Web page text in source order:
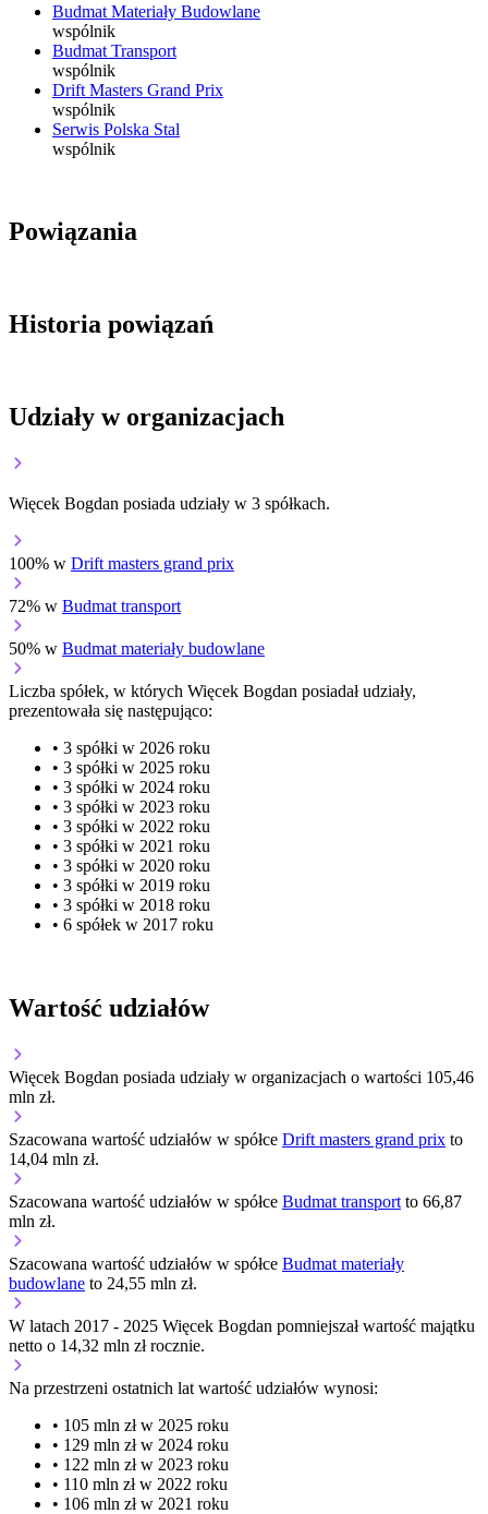
Budmat Materiały Budowlane
wspólnik
Budmat Transport
wspólnik
Drift Masters Grand Prix
wspólnik
Serwis Polska Stal
wspólnik
Powiązania
Historia powiązań
Udziały w organizacjach
Więcek Bogdan posiada udziały w 3 spółkach.
100% w Drift masters grand prix
72% w Budmat transport
50% w Budmat materiały budowlane
Liczba spółek, w których Więcek Bogdan posiadał udziały,
prezentowała się następująco:
• 3 spółki w 2026 roku
• 3 spółki w 2025 roku
• 3 spółki w 2024 roku
• 3 spółki w 2023 roku
• 3 spółki w 2022 roku
• 3 spółki w 2021 roku
• 3 spółki w 2020 roku
• 3 spółki w 2019 roku
• 3 spółki w 2018 roku
• 6 spółek w 2017 roku
Wartość udziałów
Więcek Bogdan posiada udziały w organizacjach o wartości 105,46
mln zł.
Szacowana wartość udziałów w spółce Drift masters grand prix to
14,04 mln zł.
Szacowana wartość udziałów w spółce Budmat transport to 66,87
mln zł.
Szacowana wartość udziałów w spółce Budmat materiały
budowlane to 24,55 mln zł.
W latach 2017 - 2025 Więcek Bogdan pomniejszał wartość majątku
netto o 14,32 mln zł rocznie.
Na przestrzeni ostatnich lat wartość udziałów wynosi:
• 105 mln zł w 2025 roku
• 129 mln zł w 2024 roku
• 122 mln zł w 2023 roku
• 110 mln zł w 2022 roku
• 106 mln zł w 2021 roku